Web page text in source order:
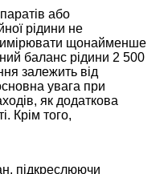
або
рідини не
щонайменше
баланс рідини 2 500
залежить від
увага при
як додаткова
Крім того,
підкреслюючи